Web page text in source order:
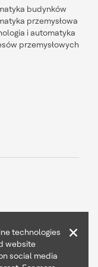
budynków
przemysłowa
i automatyka
przemysłowych
technologies
website
social media
×